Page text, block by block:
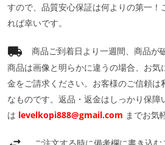
すので、品質安心保証は何よりの第一！
れば幸いです。
商品ご到着日より一週間、商品が
商品は画像と明らかに違うの場合、お気
金をご請求ください。お客様のご信頼は
なものです。返品・返金はしっかり保
は levelkopi888@gmail.com までお気